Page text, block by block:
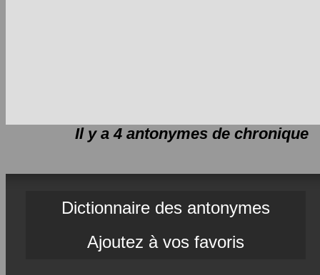
Il y a 4 antonymes de chronique
Dictionnaire des antonymes
Ajoutez à vos favoris